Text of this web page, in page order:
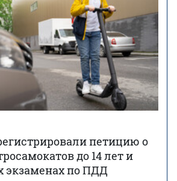
петицию о
до 14 лет и
экзаменах по ПДД